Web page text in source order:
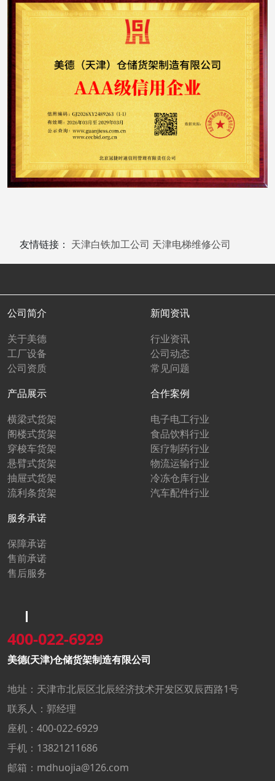
友情链接： 天津白铁加工公司 天津电梯维修公司
公司简介
关于美德
工厂设备
公司资质
新闻资讯
行业资讯
公司动态
常见问题
产品展示
横梁式货架
阁楼式货架
穿梭车货架
悬臂式货架
抽屉式货架
流利条货架
合作案例
电子电工行业
食品饮料行业
医疗制药行业
物流运输行业
冷冻仓库行业
汽车配件行业
服务承诺
保障承诺
售前承诺
售后服务
400-022-6929
美德(天津)仓储货架制造有限公司
地址：天津市北辰区北辰经济技术开发区双辰西路1号
联系人：郭经理
座机：400-022-6929
手机：13821211686
邮箱：mdhuojia@126.com